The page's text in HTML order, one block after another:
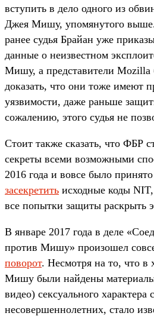
вступить в дело одного из
Джея Мишу, упомянутого
ранее судья Брайан уже
данные о неизвестном
Мишу, а представители Mozilla
доказать, что они тоже имеют
уязвимости, даже раньше
сожалению, этого судья не
Стоит также сказать, что ФБР
секреты всеми возможными
2016 года и вовсе было
засекретить исходные коды
все попытки защиты раскрыть
В январе 2017 года в деле
против Мишу» произошел
поворот. Несмотря на то, что в
Мишу были найдены
видео) сексуального характера
несовершеннолетних, стало